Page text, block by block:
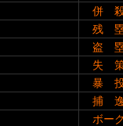
併
残
盗
失
暴
捕
ボー